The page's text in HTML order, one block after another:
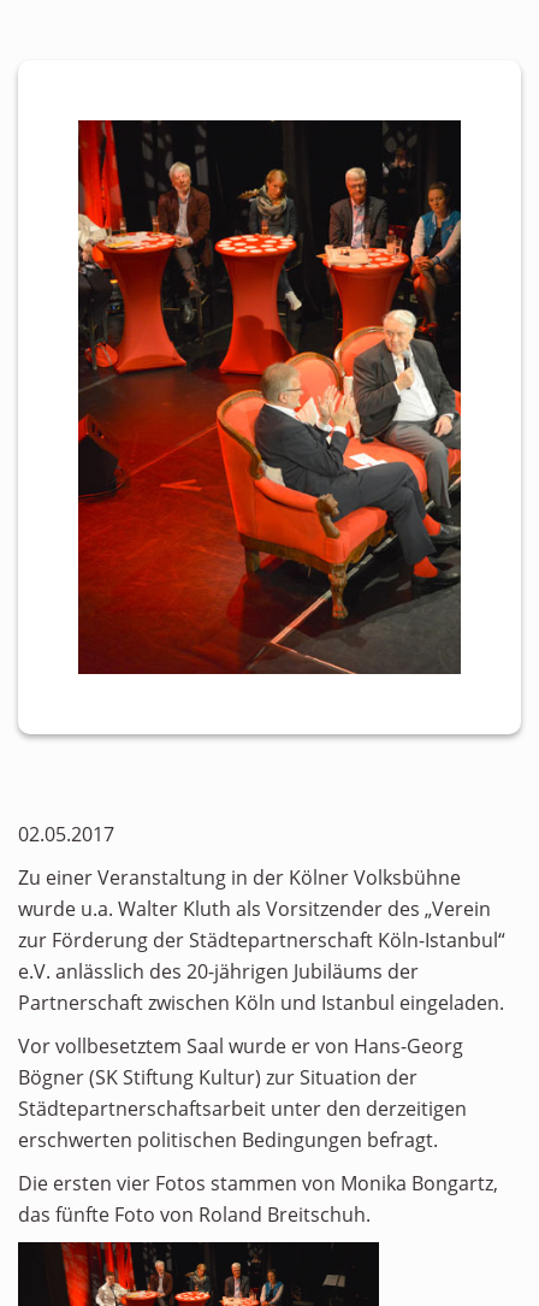
02.05.2017
Zu einer Veranstaltung in der Kölner Volksbühne
wurde u.a. Walter Kluth als Vorsitzender des „Verein
zur Förderung der Städtepartnerschaft Köln-Istanbul“
e.V. anlässlich des 20-jährigen Jubiläums der
Partnerschaft zwischen Köln und Istanbul eingeladen.
Vor vollbesetztem Saal wurde er von Hans-Georg
Bögner (SK Stiftung Kultur) zur Situation der
Städtepartnerschaftsarbeit unter den derzeitigen
erschwerten politischen Bedingungen befragt.
Die ersten vier Fotos stammen von Monika Bongartz,
das fünfte Foto von Roland Breitschuh.
Links & Downloads
Satzung
Unsere Spender/Sponsoren
KONTAKT